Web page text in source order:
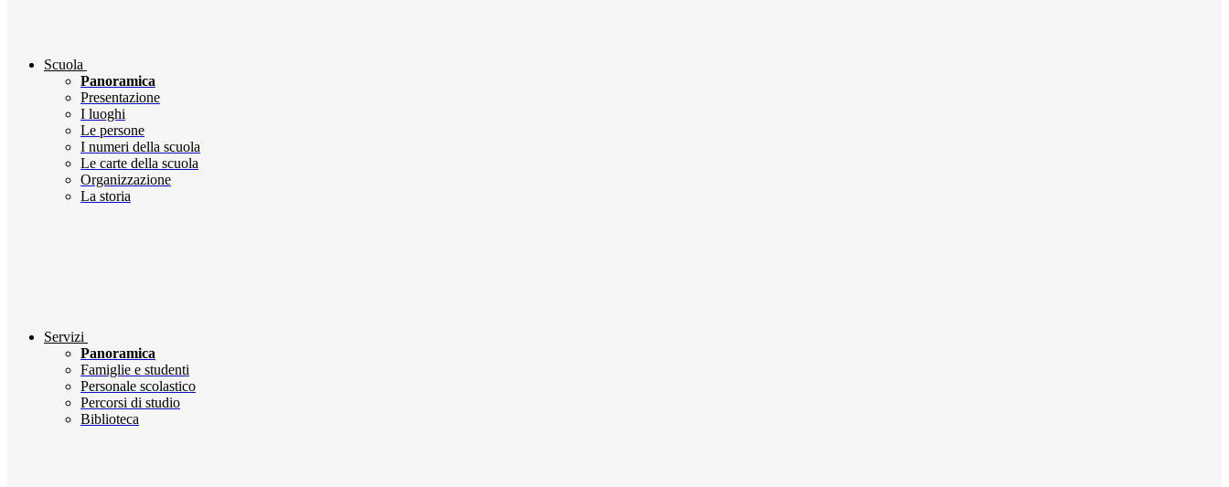
Scuola
Panoramica
Presentazione
I luoghi
Le persone
I numeri della scuola
Le carte della scuola
Organizzazione
La storia
Servizi
Panoramica
Famiglie e studenti
Personale scolastico
Percorsi di studio
Biblioteca